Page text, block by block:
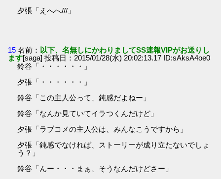
夕張「えへへ///」
15 名前： 以下、名無しにかわりましてSS速報VIPがお送りし
ます[saga] 投稿日：2015/01/28(水) 20:02:13.17 ID:sAksA4oe0
鈴谷「・・・・・・」
夕張「・・・・・・」
鈴谷「この主人公って、鈍感だよねー」
鈴谷「なんか見ていてイラつくんだけど」
夕張「ラブコメの主人公は、みんなこうですから」
夕張「鈍感でなければ、ストーリーが成り立たないでしょ
う？」
鈴谷「んー・・・まぁ、そうなんだけどさー」